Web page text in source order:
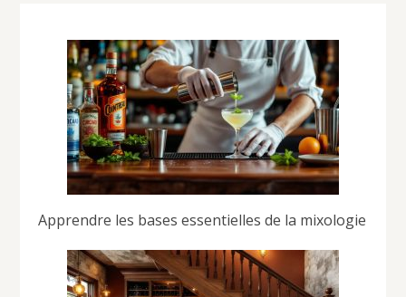
Apprendre les bases essentielles de la mixologie